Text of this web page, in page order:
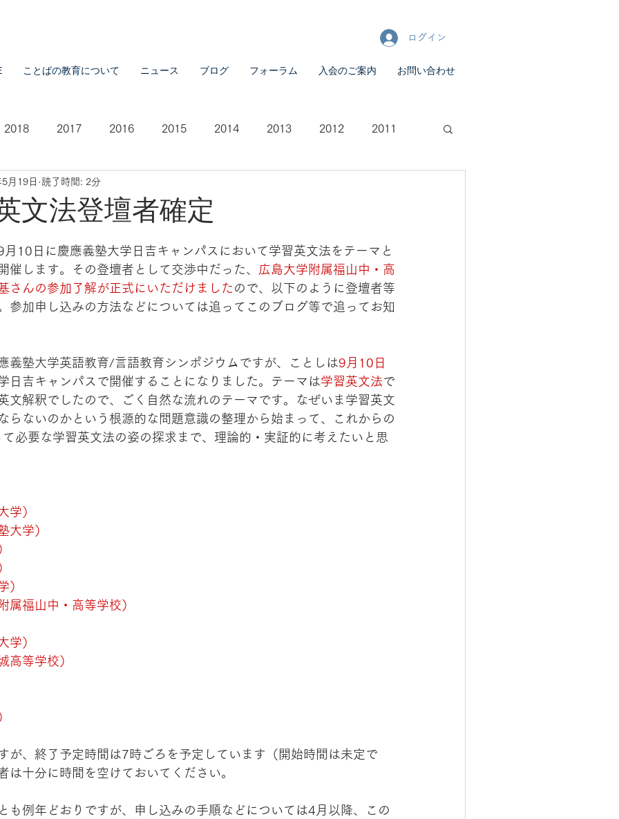
ログイン
ことばの教育について ニュース ブログ フォーラム 入会のご案内 お問い合わせ
2018 2017 2016 2015 2014 2013 2012 2011
2007 2021
文法登壇者確定
月19日 読了時間: 2分
10日に慶應義塾大学日吉キャンパスにおいて学習英文法をテーマと
催します。その登壇者として交渉中だった、
広島大学附属福山中・高
さんの参加了解が正式にいただけました ので、以下のように登壇者等
参加申し込みの方法などについては追ってこのブログ等で追ってお知
義塾大学英語教育/言語教育シンポジウムですが、ことしは9月10日
日吉キャンパスで開催することになりました。テーマは学習英文法で
文解釈でしたので、ごく自然な流れのテーマです。なぜいま学習英文
らないのかという根源的な問題意識の整理から始まって、これからの
必要な学習英文法の姿の探求まで、理論的・実証的に考えたいと思
学）
大学）
）
属福山中・高等学校）
学）
高等学校）
が、終了予定時間は7時ごろを予定しています（開始時間は未定で
は十分に時間を空けておいてください。
も例年どおりですが、申し込みの手順などについては4月以降、この